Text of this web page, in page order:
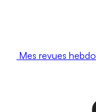
Mes revues hebdo